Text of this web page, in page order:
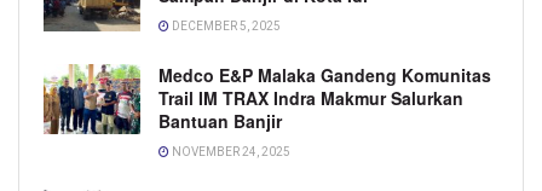
DECEMBER 5, 2025
Medco E&P Malaka Gandeng Komunitas
Trail IM TRAX Indra Makmur Salurkan
Bantuan Banjir
NOVEMBER 24, 2025